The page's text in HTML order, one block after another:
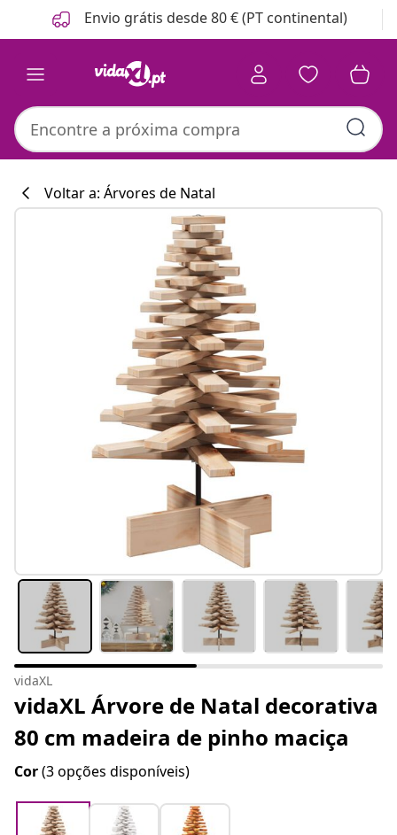
Anterior
Seguinte Envio grátis desde 80 € (PT continental)
Voltar a: Árvores de Natal
vidaXL
vidaXL Árvore de Natal decorativa
80 cm madeira de pinho maciça
Cor(3 opções disponíveis)